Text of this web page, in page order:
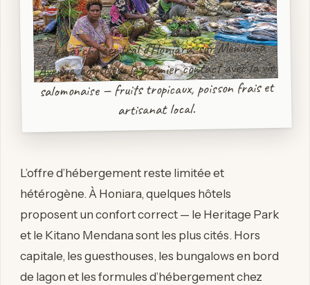
Le marché central d’Honiara, sur Mendana
Avenue, constitue le premier contact avec la vie
salomonaise — fruits tropicaux, poisson frais et
artisanat local.
L’offre d’hébergement reste limitée et
hétérogène. À Honiara, quelques hôtels
proposent un confort correct — le Heritage Park
et le Kitano Mendana sont les plus cités. Hors
capitale, les guesthouses, les bungalows en bord
de lagon et les formules d’hébergement chez